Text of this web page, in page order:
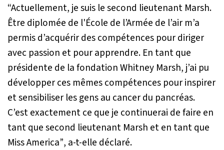
“Actuellement, je suis le second lieutenant Marsh.
Être diplomée de l'École de l’Armée de l’air m’a
permis d’acquérir des compétences pour diriger
avec passion et pour apprendre. En tant que
présidente de la fondation Whitney Marsh, j’ai pu
développer ces mêmes compétences pour inspirer
et sensibiliser les gens au cancer du pancréas.
C’est exactement ce que je continuerai de faire en
tant que second lieutenant Marsh et en tant que
Miss America”, a-t-elle déclaré.